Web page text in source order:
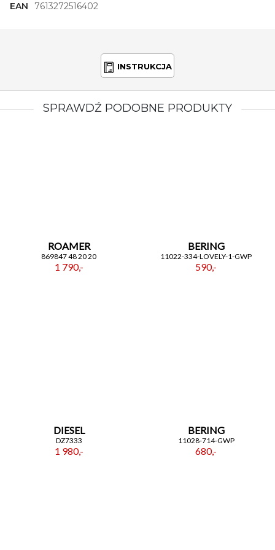
EAN
7613272516402
INSTRUKCJA
SPRAWDŹ PODOBNE PRODUKTY
ROAMER
869847 48 20 20
1 790,-
BERING
11022-334-LOVELY-1-GWP
590,-
DIESEL
DZ7333
1 980,-
BERING
11028-714-GWP
680,-